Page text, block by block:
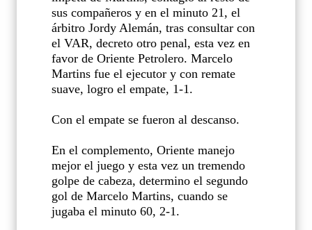
sus compañeros y en el minuto 21, el
árbitro Jordy Alemán, tras consultar con
el VAR, decreto otro penal, esta vez en
favor de Oriente Petrolero. Marcelo
Martins fue el ejecutor y con remate
suave, logro el empate, 1-1.
Con el empate se fueron al descanso.
En el complemento, Oriente manejo
mejor el juego y esta vez un tremendo
golpe de cabeza, determino el segundo
gol de Marcelo Martins, cuando se
jugaba el minuto 60, 2-1.